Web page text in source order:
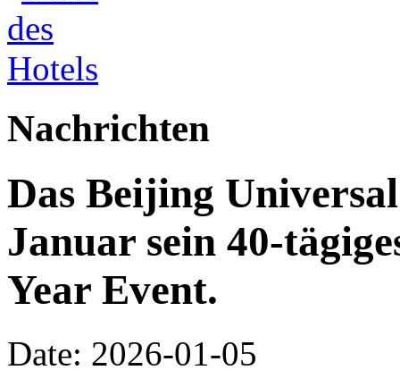
Nachrichten
Das Beijing
Januar sein 40-
Year Event.
Date: 2026-01-05